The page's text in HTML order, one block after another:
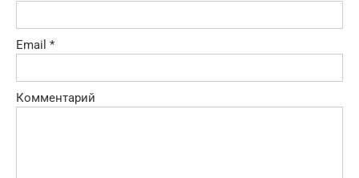
Email *
Комментарий